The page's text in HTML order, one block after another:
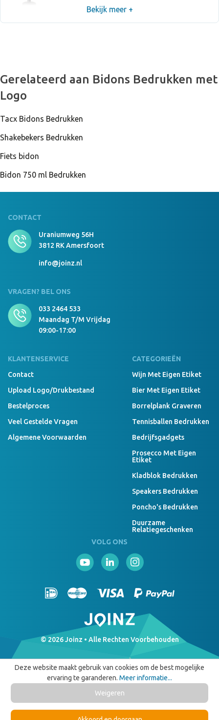
11310 Stuks Op Voorraad
SPOT FRESH - Sportfles 500ml Neon groen
SPOT FRESH - Sportfles 500ml Neon geel
SPOT FRESH - Sportfles 500ml Neon fuchsia
Bekijk meer +
Gerelateerd aan Bidons Bedrukken met
Logo
Tacx Bidons Bedrukken
Shakebekers Bedrukken
Fiets bidon
Bidon 750 ml Bedrukken
CONTACT
Uraniumweg 56H
3812 RK Amersfoort
info@joinz.nl
VRAGEN? BEL ONS
033 2464 533
Maandag T/m Vrijdag
09:00-17:00
KLANTENSERVICE
Contact
Upload Logo/drukbestand
Bestelproces
Veel Gestelde Vragen
Algemene Voorwaarden
CATEGORIEËN
Wijn Met Eigen Etiket
Bier Met Eigen Etiket
Borrelplank Graveren
Tennisballen Bedrukken
Bedrijfsgadgets
Prosecco Met Eigen
Etiket
Kladblok Bedrukken
Speakers Bedrukken
Poncho's Bedrukken
Duurzame
Relatiegeschenken
VOLG ONS
© 2026 Joinz • Alle Rechten Voorbehouden
Deze website maakt gebruik van cookies om de best mogelijke
ervaring te garanderen. Meer informatie...
Weigeren